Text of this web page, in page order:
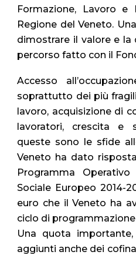
Formazione, Lavoro
Regione del Veneto.
dimostrare il valore e la
percorso fatto con il
Accesso
soprattutto dei più
lavoro, acquisizione di
lavoratori, crescita e
queste sono le sfide
Veneto ha dato
Programma
Sociale Europeo 2014-
euro che il Veneto ha
ciclo di
Una quota
aggiunti anche dei